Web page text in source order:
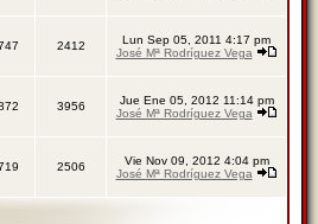
2412
Lun Sep 05, 2011 4:17 pm
José Mª Rodríguez Vega
3956
Jue Ene 05, 2012 11:14 pm
José Mª Rodríguez Vega
2506
Vie Nov 09, 2012 4:04 pm
José Mª Rodríguez Vega